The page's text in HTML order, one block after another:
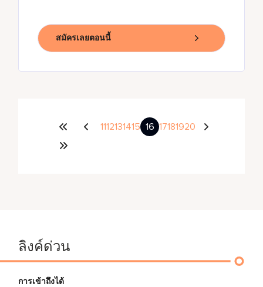
สมัครเลยตอนนี้
1112131415 16 17181920
ลิงค์ด่วน
การเข้าถึงได้